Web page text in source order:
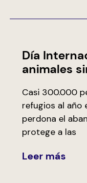
Día
animales
Casi 300.000
refugios al año
perdona el
protege a las
Leer más